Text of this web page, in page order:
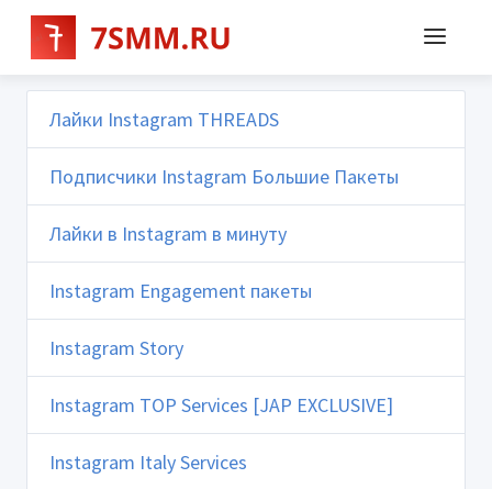
Лайки Instagram THREADS
Подписчики Instagram Большие Пакеты
Лайки в Instagram в минуту
Instagram Engagement пакеты
Instagram Story
Instagram TOP Services [JAP EXCLUSIVE]
Instagram Italy Services